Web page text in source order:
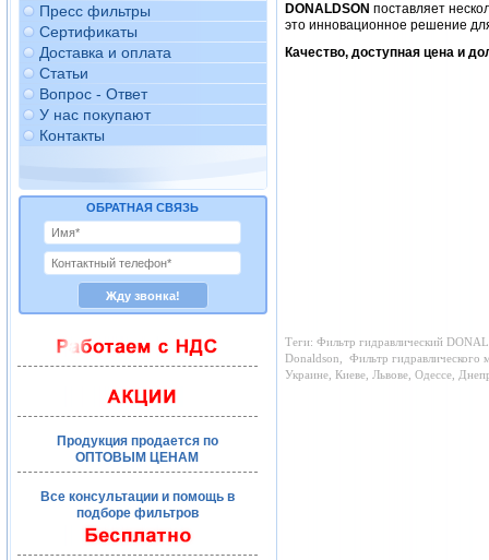
Пресс фильтры
Сертификаты
Доставка и оплата
Статьи
Вопрос - Ответ
У нас покупают
Контакты
ОБРАТНАЯ СВЯЗЬ
Продукция продается по
ОПТОВЫМ ЦЕНАМ
Все консультации и помощь в
подборе фильтров
DONALDSON поставляет
это инновационное решение
Качество, доступная цена и
Теги: Фильтр гидравлический
Donaldson,
Фильтр гидравлического
Украине, Киеве, Львове, Одессе,